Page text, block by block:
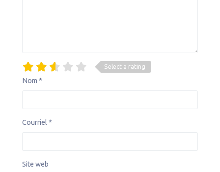
Select a rating
Nom *
Courriel *
Site web